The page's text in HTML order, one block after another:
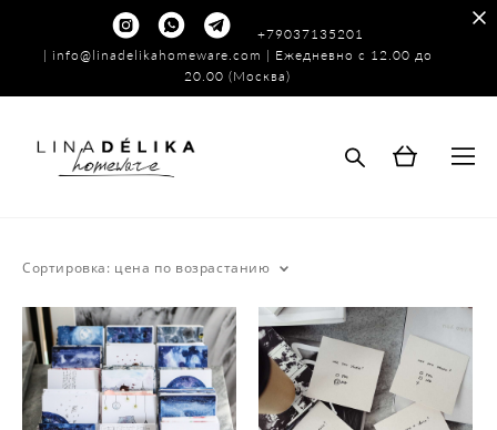
+79037135201
| info@linadelikahomeware.com | Ежедневно с 12.00 до
20.00 (Москва)
Сортировка: цена по возрастанию